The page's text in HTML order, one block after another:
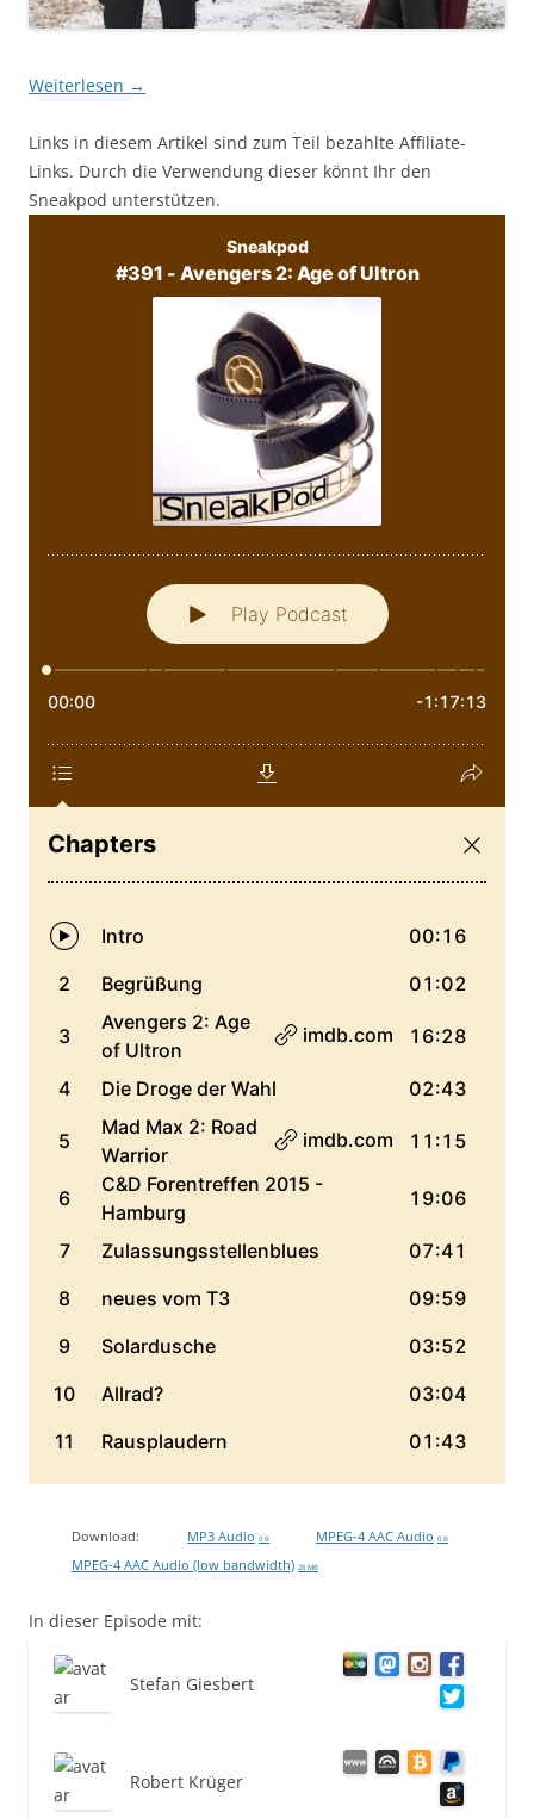
Weiterlesen →
Links in diesem Artikel sind zum Teil bezahlte Affiliate-
Links. Durch die Verwendung dieser könnt Ihr den
Sneakpod unterstützen.
Download: MP3 Audio 0 B MPEG-4 AAC Audio 0 B
MPEG-4 AAC Audio (low bandwidth) 28 MB
In dieser Episode mit:
Stefan Giesbert
Robert Krüger